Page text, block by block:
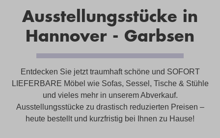
Ausstellungsstücke in
Hannover - Garbsen
Entdecken Sie jetzt traumhaft schöne und SOFORT
LIEFERBARE Möbel wie Sofas, Sessel, Tische & Stühle
und vieles mehr in unserem Abverkauf.
Ausstellungsstücke zu drastisch reduzierten Preisen –
heute bestellt und kurzfristig bei Ihnen zu Hause!